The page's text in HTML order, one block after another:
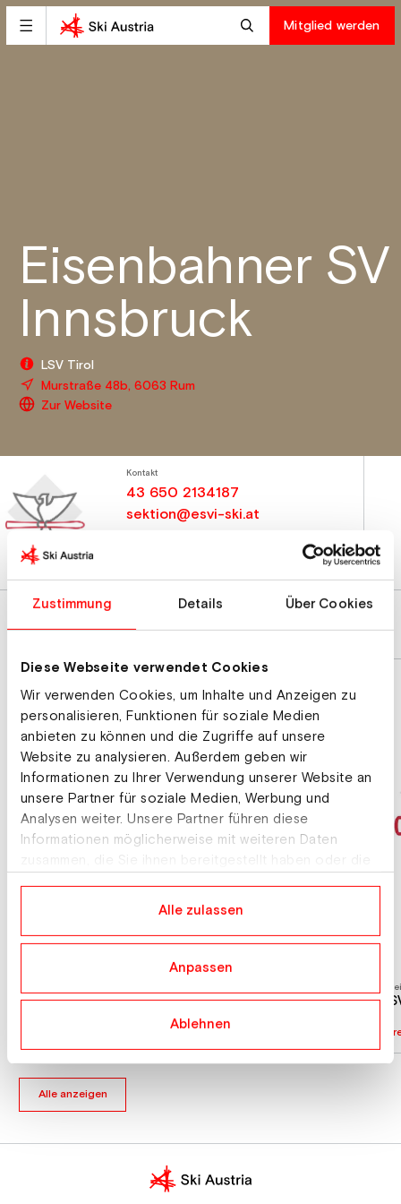
Zustimmung Details Über Cookies
Diese Webseite verwendet Cookies
Wir verwenden Cookies, um Inhalte und Anzeigen zu
personalisieren, Funktionen für soziale Medien
anbieten zu können und die Zugriffe auf unsere
Website zu analysieren. Außerdem geben wir
Informationen zu Ihrer Verwendung unserer Website an
unsere Partner für soziale Medien, Werbung und
Analysen weiter. Unsere Partner führen diese
Informationen möglicherweise mit weiteren Daten
Alle zulassen
Anpassen
Ablehnen
Mitglied werden
Eisenbahner SV
Innsbruck
LSV Tirol
Murstraße 48b, 6063 Rum
Zur Website
Kontakt
43 650 2134187
sektion@esvi-ski.at
AKAD. SKICLUB INNSBRUCK
Alle anzeigen